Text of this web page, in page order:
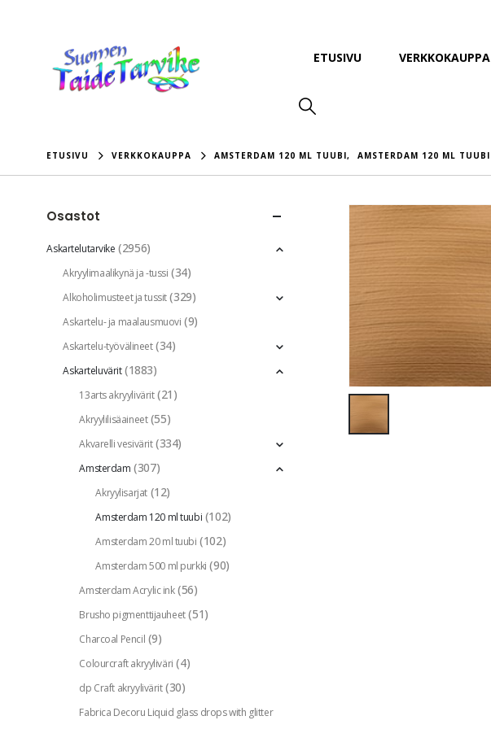
ETUSIVU VERKKOKAUPPA
ETUSIVU VERKKOKAUPPA AMSTERDAM 120 ML TUUBI, AMSTERDAM 120 ML TUUBI
Osastot
Askartelutarvike (2956)
Akryylimaalikynä ja -tussi (34)
Alkoholimusteet ja tussit (329)
Askartelu- ja maalausmuovi (9)
Askartelu-työvälineet (34)
Askarteluvärit (1883)
13arts akryylivärit (21)
Akryylilisäaineet (55)
Akvarelli vesivärit (334)
Amsterdam (307)
Akryylisarjat (12)
Amsterdam 120 ml tuubi (102)
Amsterdam 20 ml tuubi (102)
Amsterdam 500 ml purkki (90)
Amsterdam Acrylic ink (56)
Brusho pigmenttijauheet (51)
Charcoal Pencil (9)
Colourcraft akryyliväri (4)
dp Craft akryylivärit (30)
Fabrica Decoru Liquid glass drops with glitter